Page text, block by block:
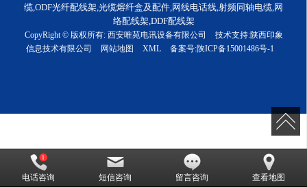
缆,ODF光纤配线架,光缆熔纤盒及配件,网线电话线,射频同轴电缆,网
络配线架,DDF配线架
CopyRight © 版权所有: 西安唯苑电讯设备有限公司 技术支持:陕西印象
信息技术有限公司
网站地图 XML 备案号:陕ICP备15001486号-1
电话咨询 短信咨询 留言咨询 查看地图